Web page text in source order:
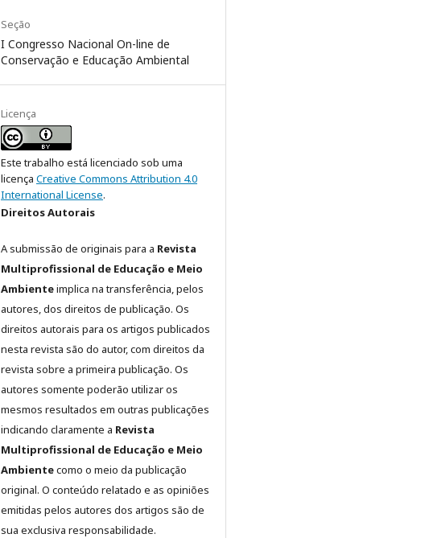
Seção
I Congresso Nacional On-line de
Conservação e Educação Ambiental
Licença
Este trabalho está licenciado sob uma
licença Creative Commons Attribution 4.0
International License.
Direitos Autorais
A submissão de originais para a Revista
Multiprofissional de Educação e Meio
Ambienteimplica na transferência, pelos
autores, dos direitos de publicação. Os
direitos autorais para os artigos publicados
nesta revista são do autor, com direitos da
revista sobre a primeira publicação. Os
autores somente poderão utilizar os
mesmos resultados em outras publicações
indicando claramente a Revista
Multiprofissional de Educação e Meio
Ambientecomo o meio da publicação
original. O conteúdo relatado e as opiniões
emitidas pelos autores dos artigos são de
sua exclusiva responsabilidade.